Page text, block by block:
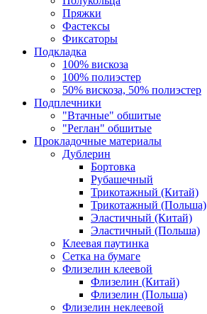
Пряжки
Фастексы
Фиксаторы
Подкладка
100% вискоза
100% полиэстер
50% вискоза, 50% полиэстер
Подплечники
"Втачные" обшитые
"Реглан" обшитые
Прокладочные материалы
Дублерин
Бортовка
Рубашечный
Трикотажный (Китай)
Трикотажный (Польша)
Эластичный (Китай)
Эластичный (Польша)
Клеевая паутинка
Сетка на бумаге
Флизелин клеевой
Флизелин (Китай)
Флизелин (Польша)
Флизелин неклеевой